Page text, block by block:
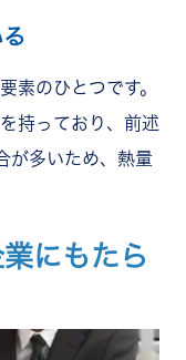
素のひとつです。
持っており、前述
が多いため、熱量
にもたら